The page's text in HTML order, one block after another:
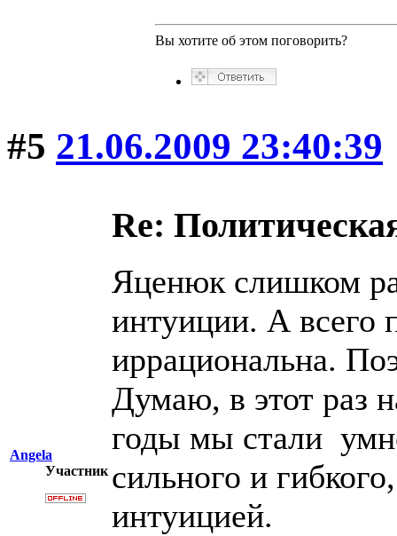
Вы хотите об этом поговорить?
#5 21.06.2009 23:40:39
Angela
Участник
Re:
Яценюк слишком
интуиции. А всего
иррациональна.
Думаю, в этот раз
годы мы стали
сильного и
интуицией.